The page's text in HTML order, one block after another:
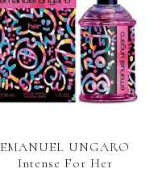
EMANUEL UNGARO
Intense For Her